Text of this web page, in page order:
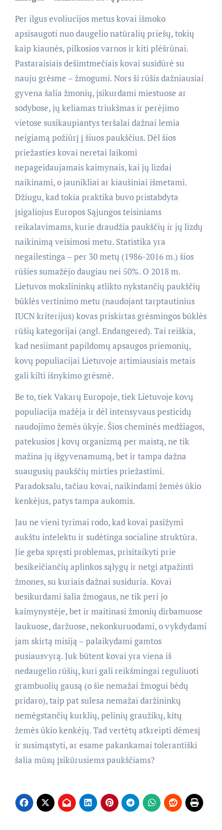
Per ilgus evoliucijos metus kovai išmoko
apsisaugoti nuo daugelio natūralių priešų, tokių
kaip kiaunės, pilkosios varnos ir kiti plėšrūnai.
Pastaraisiais dešimtmečiais kovai susidūrė su
nauju grėsme – žmogumi. Nors ši rūšis dažniausiai
gyvena šalia žmonių, įsikurdami miestuose ar
sodybose, jų keliamas triukšmas ir perėjimo
vietose susikaupiantys teršalai dažnai lemia
neigiamą požiūrį į šiuos paukščius. Dėl šios
priežasties kovai neretai laikomi
nepageidaujamais kaimynais, kai jų lizdai
naikinami, o jaunikliai ar kiaušiniai išmetami.
Džiugu, kad tokia praktika buvo pristabdyta
įsigaliojus Europos Sąjungos teisiniams
reikalavimams, kurie draudžia paukščių ir jų lizdų
naikinimą veisimosi metu. Statistika yra
negailestinga – per 30 metų (1986-2016 m.) šios
rūšies sumažėjo daugiau nei 50%. O 2018 m.
Lietuvos mokslininkų atlikto nykstančių paukščių
būklės vertinimo metu (naudojant tarptautinius
IUCN kriterijus) kovas priskirtas grėsmingos būklės
rūšių kategorijai (angl. Endangered). Tai reiškia,
kad nesiimant papildomų apsaugos priemonių,
kovų populiacijai Lietuvoje artimiausiais metais
gali kilti išnykimo grėsmė.
Be to, tiek Vakarų Europoje, tiek Lietuvoje kovų
populiacija mažėja ir dėl intensyvaus pesticidų
naudojimo žemės ūkyje. Šios cheminės medžiagos,
patekusios į kovų organizmą per maistą, ne tik
mažina jų išgyvenamumą, bet ir tampa dažna
suaugusių paukščių mirties priežastimi.
Paradoksalu, tačiau kovai, naikindami žemės ūkio
kenkėjus, patys tampa aukomis.
Jau ne vieni tyrimai rodo, kad kovai pasižymi
aukštu intelektu ir sudėtinga socialine struktūra.
Jie geba spręsti problemas, prisitaikyti prie
besikeičiančių aplinkos sąlygų ir netgi atpažinti
žmones, su kuriais dažnai susiduria. Kovai
besikurdami šalia žmogaus, ne tik peri jo
kaimynystėje, bet ir maitinasi žmonių dirbamuose
laukuose, daržuose, nekonkuruodami, o vykdydami
jam skirtą misiją – palaikydami gamtos
pusiausvyrą. Juk būtent kovai yra viena iš
nedaugelio rūšių, kuri gali reikšmingai reguliuoti
grambuolių gausą (o šie nemažai žmogui bėdų
pridaro), taip pat sulesa nemažai daržininkų
nemėgstančių kurklių, pelinių graužikų, kitų
žemės ūkio kenkėjų. Tad vertėtų atkreipti dėmesį
ir susimąstyti, ar esame pakankamai tolerantiški
šalia mūsų įsikūrusiems paukščiams?